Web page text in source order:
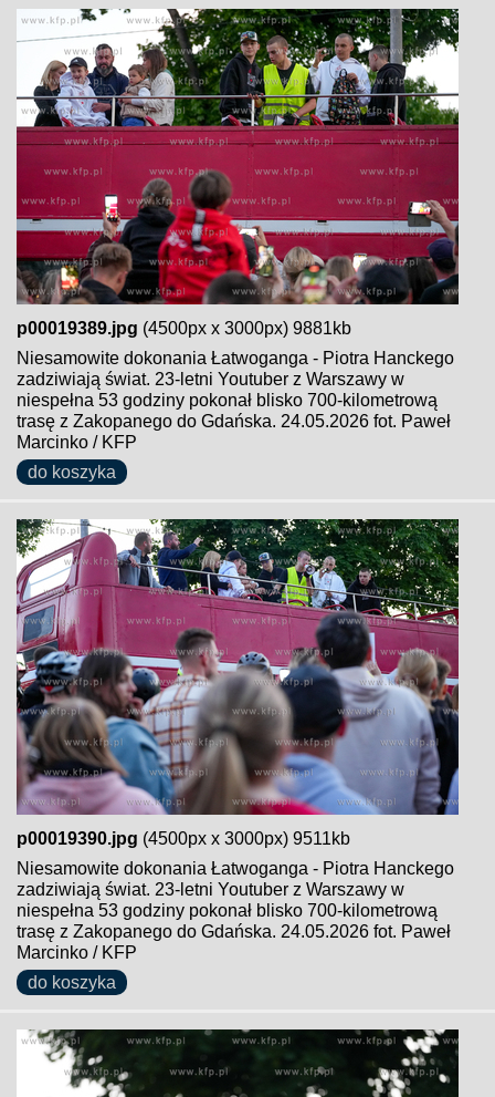
p00019389.jpg (4500px x 3000px) 9881kb
Niesamowite dokonania Łatwoganga - Piotra Hanckego
zadziwiają świat. 23-letni Youtuber z Warszawy w
niespełna 53 godziny pokonał blisko 700-kilometrową
trasę z Zakopanego do Gdańska. 24.05.2026 fot. Paweł
Marcinko / KFP
do koszyka
p00019390.jpg (4500px x 3000px) 9511kb
Niesamowite dokonania Łatwoganga - Piotra Hanckego
zadziwiają świat. 23-letni Youtuber z Warszawy w
niespełna 53 godziny pokonał blisko 700-kilometrową
trasę z Zakopanego do Gdańska. 24.05.2026 fot. Paweł
Marcinko / KFP
do koszyka